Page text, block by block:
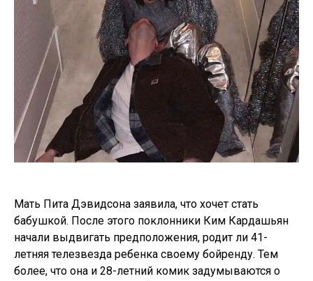
Мать Пита Дэвидсона заявила, что хочет стать
бабушкой. После этого поклонники Ким Кардашьян
начали выдвигать предположения, родит ли 41-
летняя телезвезда ребенка своему бойренду. Тем
более, что она и 28-летний комик задумываются о